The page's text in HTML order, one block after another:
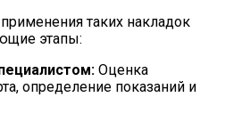
таких накладок
этапы:
Оценка
определение показаний и